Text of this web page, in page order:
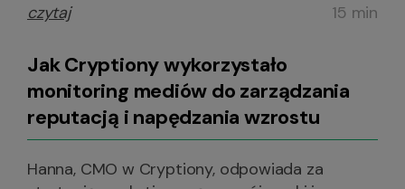
czytaj
15 min
Jak Cryptiony wykorzystało
monitoring mediów do zarządzania
reputacją i napędzania wzrostu
Hanna, CMO w Cryptiony, odpowiada za